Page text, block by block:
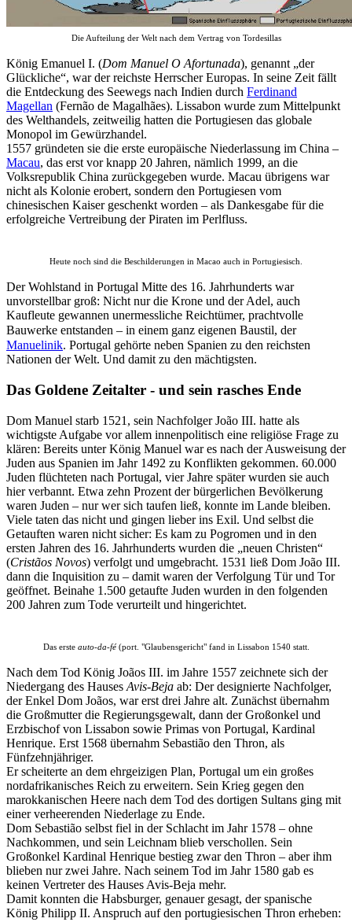
Die Aufteilung der Welt nach dem Vertrag von Tordesillas
König Emanuel I. (Dom Manuel O Afortunada), genannt „der
Glückliche“, war der reichste Herrscher Europas. In seine Zeit fällt
die Entdeckung des Seewegs nach Indien durch Ferdinand
Magellan (Fernão de Magalhães). Lissabon wurde zum Mittelpunkt
des Welthandels, zeitweilig hatten die Portugiesen das globale
Monopol im Gewürzhandel.
1557 gründeten sie die erste europäische Niederlassung im China –
Macau, das erst vor knapp 20 Jahren, nämlich 1999, an die
Volksrepublik China zurückgegeben wurde. Macau übrigens war
nicht als Kolonie erobert, sondern den Portugiesen vom
chinesischen Kaiser geschenkt worden – als Dankesgabe für die
erfolgreiche Vertreibung der Piraten im Perlfluss.
Heute noch sind die Beschilderungen in Macao auch in Portugiesisch.
Der Wohlstand in Portugal Mitte des 16. Jahrhunderts war
unvorstellbar groß: Nicht nur die Krone und der Adel, auch
Kaufleute gewannen unermessliche Reichtümer, prachtvolle
Bauwerke entstanden – in einem ganz eigenen Baustil, der
Manuelinik. Portugal gehörte neben Spanien zu den reichsten
Nationen der Welt. Und damit zu den mächtigsten.
Das Goldene Zeitalter - und sein rasches Ende
Dom Manuel starb 1521, sein Nachfolger João III. hatte als
wichtigste Aufgabe vor allem innenpolitisch eine religiöse Frage zu
klären: Bereits unter König Manuel war es nach der Ausweisung der
Juden aus Spanien im Jahr 1492 zu Konflikten gekommen. 60.000
Juden flüchteten nach Portugal, vier Jahre später wurden sie auch
hier verbannt. Etwa zehn Prozent der bürgerlichen Bevölkerung
waren Juden – nur wer sich taufen ließ, konnte im Lande bleiben.
Viele taten das nicht und gingen lieber ins Exil. Und selbst die
Getauften waren nicht sicher: Es kam zu Pogromen und in den
ersten Jahren des 16. Jahrhunderts wurden die „neuen Christen“
(Cristãos Novos) verfolgt und umgebracht. 1531 ließ Dom João III.
dann die Inquisition zu – damit waren der Verfolgung Tür und Tor
geöffnet. Beinahe 1.500 getaufte Juden wurden in den folgenden
200 Jahren zum Tode verurteilt und hingerichtet.
Das erste auto-da-fé(port. "Glaubensgericht" fand in Lissabon 1540 statt.
Nach dem Tod König Joãos III. im Jahre 1557 zeichnete sich der
Niedergang des Hauses Avis-Beja ab: Der designierte Nachfolger,
der Enkel Dom Joãos, war erst drei Jahre alt. Zunächst übernahm
die Großmutter die Regierungsgewalt, dann der Großonkel und
Erzbischof von Lissabon sowie Primas von Portugal, Kardinal
Henrique. Erst 1568 übernahm Sebastião den Thron, als
Fünfzehnjähriger.
Er scheiterte an dem ehrgeizigen Plan, Portugal um ein großes
nordafrikanisches Reich zu erweitern. Sein Krieg gegen den
marokkanischen Heere nach dem Tod des dortigen Sultans ging mit
einer verheerenden Niederlage zu Ende.
Dom Sebastião selbst fiel in der Schlacht im Jahr 1578 – ohne
Nachkommen, und sein Leichnam blieb verschollen. Sein
Großonkel Kardinal Henrique bestieg zwar den Thron – aber ihm
blieben nur zwei Jahre. Nach seinem Tod im Jahr 1580 gab es
keinen Vertreter des Hauses Avis-Beja mehr.
Damit konnten die Habsburger, genauer gesagt, der spanische
König Philipp II. Anspruch auf den portugiesischen Thron erheben: